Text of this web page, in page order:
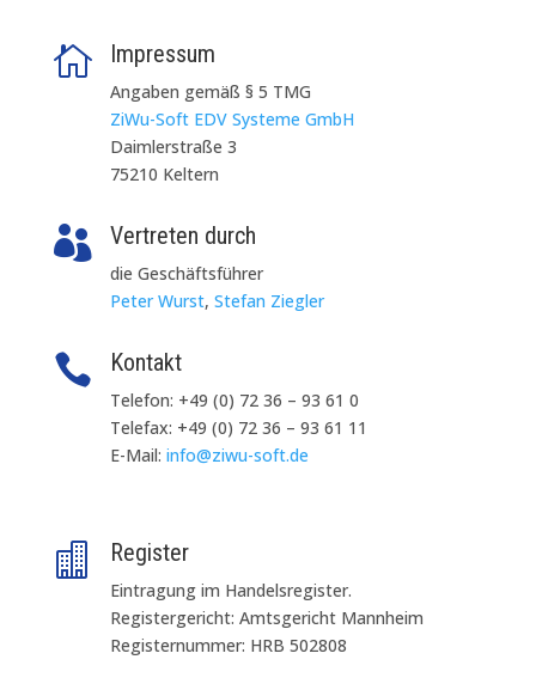
 Impressum
Angaben gemäß § 5 TMG
ZiWu-Soft EDV Systeme GmbH
Daimlerstraße 3
75210 Keltern
 Vertreten durch
die Geschäftsführer
Peter Wurst, Stefan Ziegler
 Kontakt
Telefon: +49 (0) 72 36 – 93 61 0
Telefax: +49 (0) 72 36 – 93 61 11
E-Mail: info@ziwu-soft.de
 Register
Eintragung im Handelsregister.
Registergericht: Amtsgericht Mannheim
Registernummer: HRB 502808